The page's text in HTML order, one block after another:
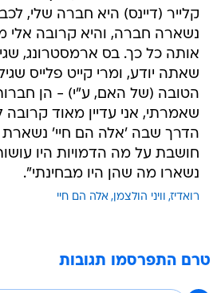
קלייר (דיינס) היא חברה שלי,
נשארה חברה, והיא קרובה אלי
אותה כל כך. בס ארמסטרונג,
שאתה יודע, ומרי קייט פלייס
הטובה (של האם, ע"י) - הן
שאמרתי, אני עדיין מאוד קרובה
הדרך שבה 'אלה הם חיי' נשארת
חושבת על מה הדמויות היו
נשארו מה שהן היו מבחינתי".
רואדיז וויני הולצמן אלה הם חיי
טרם התפרסמו תגובות